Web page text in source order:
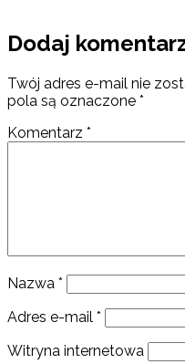
Dodaj
Twój adres e-mail nie
pola są oznaczone *
Komentarz *
Nazwa *
Adres e-mail *
Witryna internetowa